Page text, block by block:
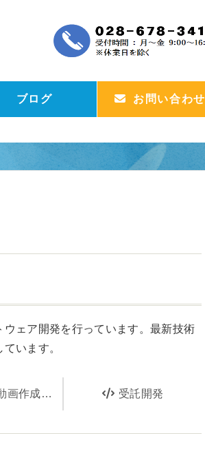
ブログ お問い合わせ
ェア開発を行っています。最新技術
います。
成サービス 受託開発